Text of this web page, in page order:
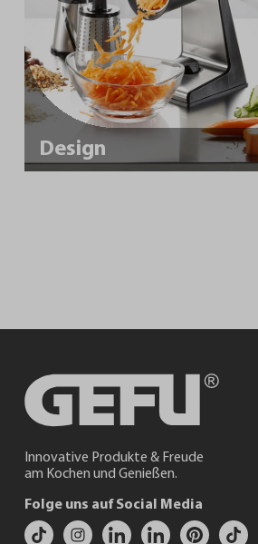
Design
Innovative Produkte & Freude
am Kochen und Genießen.
Folge uns auf Social Media